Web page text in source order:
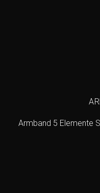
Armband 5 Elemente